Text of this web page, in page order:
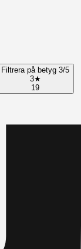
Filtrera på betyg 3/5
3★
19